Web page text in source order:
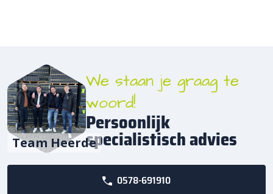
Team Heerde
We staan je graag te
woord!
Persoonlijk
specialistisch advies
0578-691910